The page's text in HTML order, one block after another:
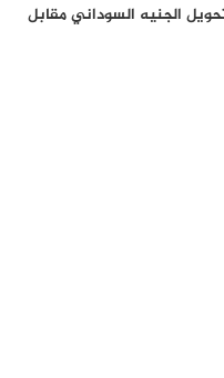
الجنيه السوداني مقابل